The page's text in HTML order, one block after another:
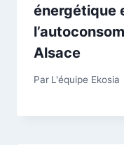
énergétique
Alsace
Par L'équipe Ekosia